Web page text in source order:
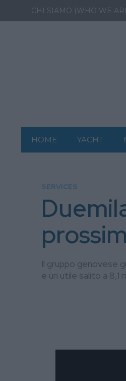
CHI SIAMO (WHO WE
HOME YACHT
SERVICES
Il gruppo genovese
e un utile salito a 8,1